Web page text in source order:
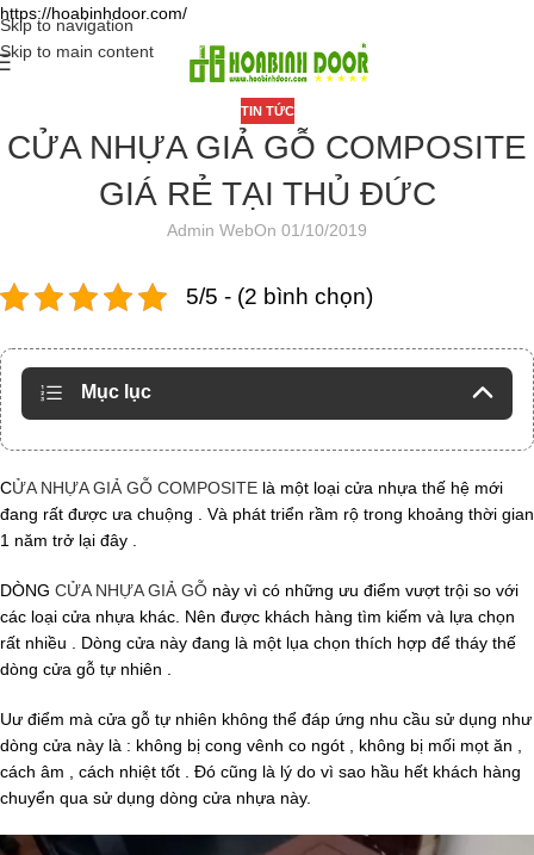
https://hoabinhdoor.com/
Skip to navigation
Skip to main content
TIN TỨC
CỬA NHỰA GIẢ GỖ COMPOSITE
GIÁ RẺ TẠI THỦ ĐỨC
Admin WebOn 01/10/2019
5/5 - (2 bình chọn)
Mục lục
CỬA NHỰA GIẢ GỖ COMPOSITE là một loại cửa nhựa thế hệ mới
đang rất được ưa chuộng . Và phát triển rầm rộ trong khoảng thời gian
1 năm trở lại đây .
DÒNG CỬA NHỰA GIẢ GỖ này vì có những ưu điểm vượt trội so với
các loại cửa nhựa khác. Nên được khách hàng tìm kiếm và lựa chọn
rất nhiều . Dòng cửa này đang là một lụa chọn thích hợp để tháy thế
dòng cửa gỗ tự nhiên .
Uư điểm mà cửa gỗ tự nhiên không thể đáp ứng nhu cầu sử dụng như
dòng cửa này là : không bị cong vênh co ngót , không bị mối mọt ăn ,
cách âm , cách nhiệt tốt . Đó cũng là lý do vì sao hầu hết khách hàng
chuyển qua sử dụng dòng cửa nhựa này.